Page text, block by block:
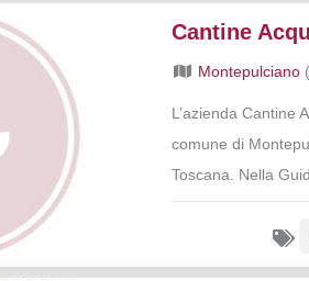
Cantine
Montepulciano
L’azienda Cantine
comune di
Toscana. Nella